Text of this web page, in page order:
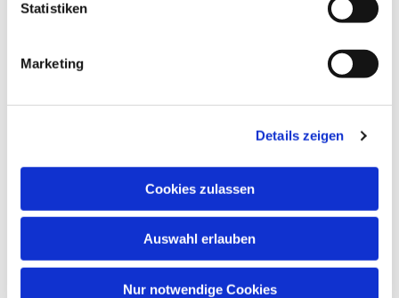
Statistiken
Marketing
Details zeigen
Cookies zulassen
Auswahl erlauben
Nur notwendige Cookies